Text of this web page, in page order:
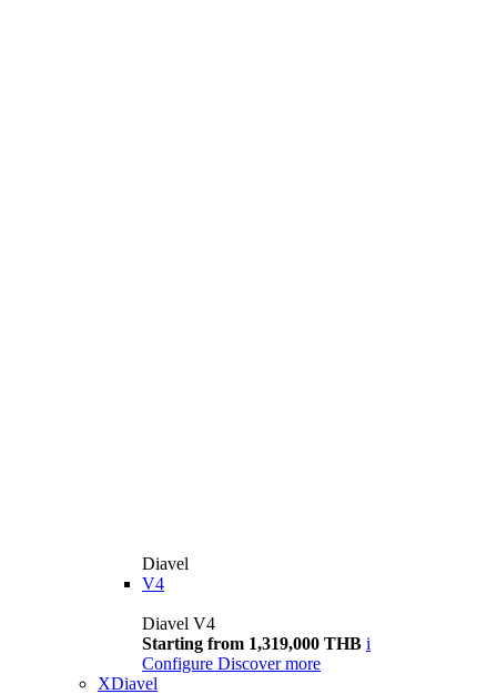
Diavel
V4
Diavel V4
Starting from 1,319,000 THB i
Configure Discover more
XDiavel